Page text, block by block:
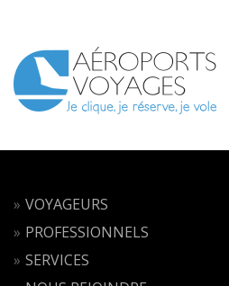
VOYAGEURS
PROFESSIONNELS
SERVICES